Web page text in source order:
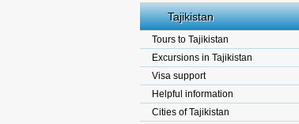
Tajikistan
Tours to Tajikistan
Excursions in Tajikistan
Visa support
Helpful information
Cities of Tajikistan